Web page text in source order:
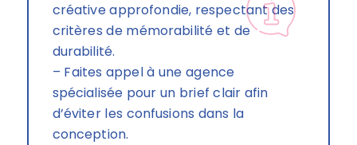
créative approfondie, respectant des
critères de mémorabilité et de
durabilité.
– Faites appel à une agence
spécialisée pour un brief clair afin
d’éviter les confusions dans la
conception.